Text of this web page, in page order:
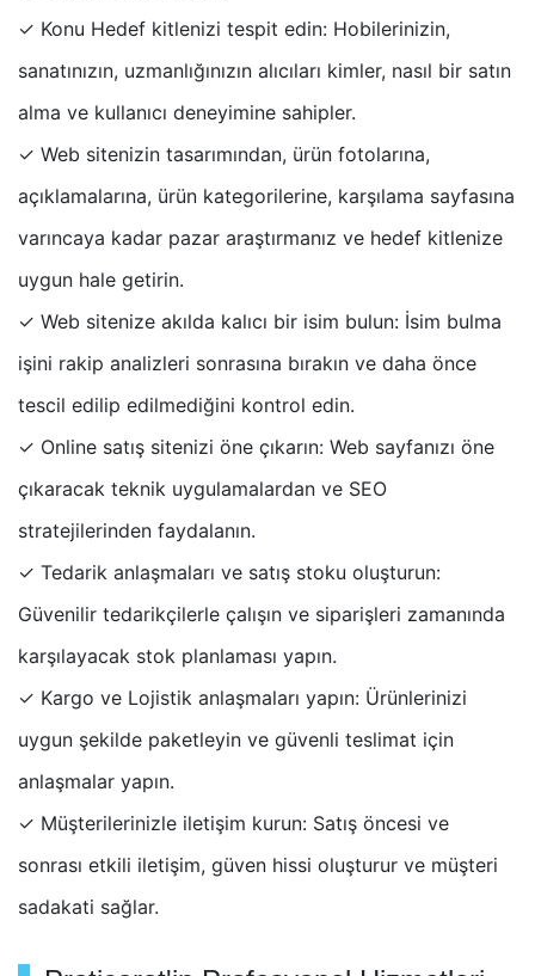
✓ Konu Hedef kitlenizi tespit edin: Hobilerinizin,
sanatınızın, uzmanlığınızın alıcıları kimler, nasıl bir satın
alma ve kullanıcı deneyimine sahipler.
✓ Web sitenizin tasarımından, ürün fotolarına,
açıklamalarına, ürün kategorilerine, karşılama sayfasına
varıncaya kadar pazar araştırmanız ve hedef kitlenize
uygun hale getirin.
✓ Web sitenize akılda kalıcı bir isim bulun: İsim bulma
işini rakip analizleri sonrasına bırakın ve daha önce
tescil edilip edilmediğini kontrol edin.
✓ Online satış sitenizi öne çıkarın: Web sayfanızı öne
çıkaracak teknik uygulamalardan ve SEO
stratejilerinden faydalanın.
✓ Tedarik anlaşmaları ve satış stoku oluşturun:
Güvenilir tedarikçilerle çalışın ve siparişleri zamanında
karşılayacak stok planlaması yapın.
✓ Kargo ve Lojistik anlaşmaları yapın: Ürünlerinizi
uygun şekilde paketleyin ve güvenli teslimat için
anlaşmalar yapın.
✓ Müşterilerinizle iletişim kurun: Satış öncesi ve
sonrası etkili iletişim, güven hissi oluşturur ve müşteri
sadakati sağlar.